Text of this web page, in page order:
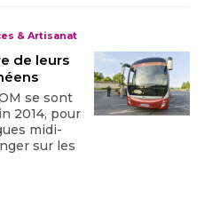
& Artisanat
de leurs
se sont
2014, pour
midi-
sur les